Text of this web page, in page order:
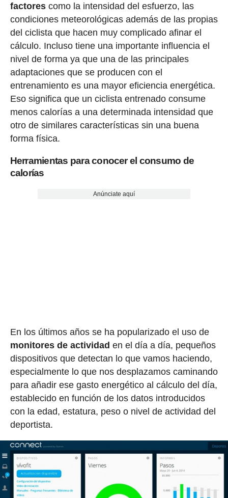
factorescomo la intensidad del esfuerzo, las
condiciones meteorológicas además de las propias
del ciclista que hacen muy complicado afinar el
cálculo. Incluso tiene una importante influencia el
nivel de forma ya que una de las principales
adaptaciones que se producen con el
entrenamiento es una mayor eficiencia energética.
Eso significa que un ciclista entrenado consume
menos calorías a una determinada intensidad que
otro de similares características sin una buena
forma física.
Herramientas para conocer el consumo de
calorías
Anúnciate aquí
En los últimos años se ha popularizado el uso de
monitores de actividad en el día a día, pequeños
dispositivos que detectan lo que vamos haciendo,
especialmente lo que nos desplazamos caminando
para añadir ese gasto energético al cálculo del día,
establecido en función de los datos introducidos
con la edad, estatura, peso o nivel de actividad del
deportista.